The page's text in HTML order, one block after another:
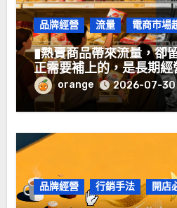
品牌經營 流量 電商市場
▮熱賣商品帶來流量，卻
正需要補上的，是長期經
orange 2026-07-30
品牌經營 行銷手法 開店